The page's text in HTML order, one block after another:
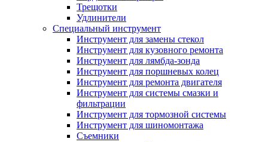
Трещотки
Удлинители
Специальный инструмент
Инструмент для замены стекол
Инструмент для кузовного ремонта
Инструмент для лямбда-зонда
Инструмент для поршневых колец
Инструмент для ремонта двигателя
Инструмент для системы смазки и
фильтрации
Инструмент для тормозной системы
Инструмент для шиномонтажа
Съемники